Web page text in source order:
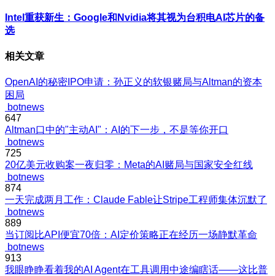
Intel重获新生：Google和Nvidia将其视为台积电AI芯片的备
选
相关文章
OpenAI的秘密IPO申请：孙正义的软银赌局与Altman的资本
困局
botnews
647
Altman口中的"主动AI"：AI的下一步，不是等你开口
botnews
725
20亿美元收购案一夜归零：Meta的AI赌局与国家安全红线
botnews
874
一天完成两月工作：Claude Fable让Stripe工程师集体沉默了
botnews
889
当订阅比API便宜70倍：AI定价策略正在经历一场静默革命
botnews
913
我眼睁睁看着我的AI Agent在工具调用中途编瞎话——这比普